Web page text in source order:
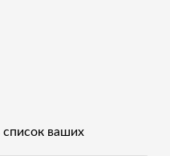
список ваших